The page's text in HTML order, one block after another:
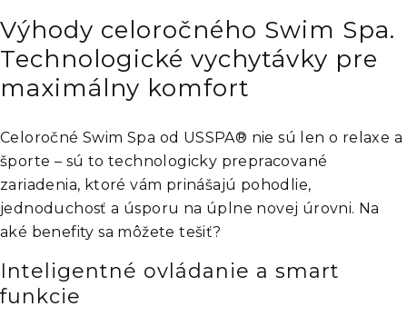
Výhody celoročného Swim Spa.
Technologické vychytávky pre
maximálny komfort
Celoročné Swim Spa od USSPA® nie sú len o relaxe a
športe – sú to technologicky prepracované
zariadenia, ktoré vám prinášajú pohodlie,
jednoduchosť a úsporu na úplne novej úrovni. Na
aké benefity sa môžete tešiť?
Inteligentné ovládanie a smart
funkcie